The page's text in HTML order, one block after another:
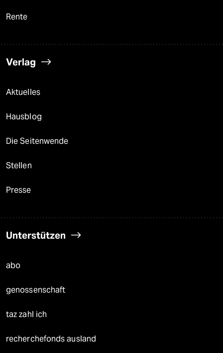
Rente
Verlag
Aktuelles
Hausblog
Die Seitenwende
Stellen
Presse
Unterstützen
abo
genossenschaft
taz zahl ich
recherchefonds ausland